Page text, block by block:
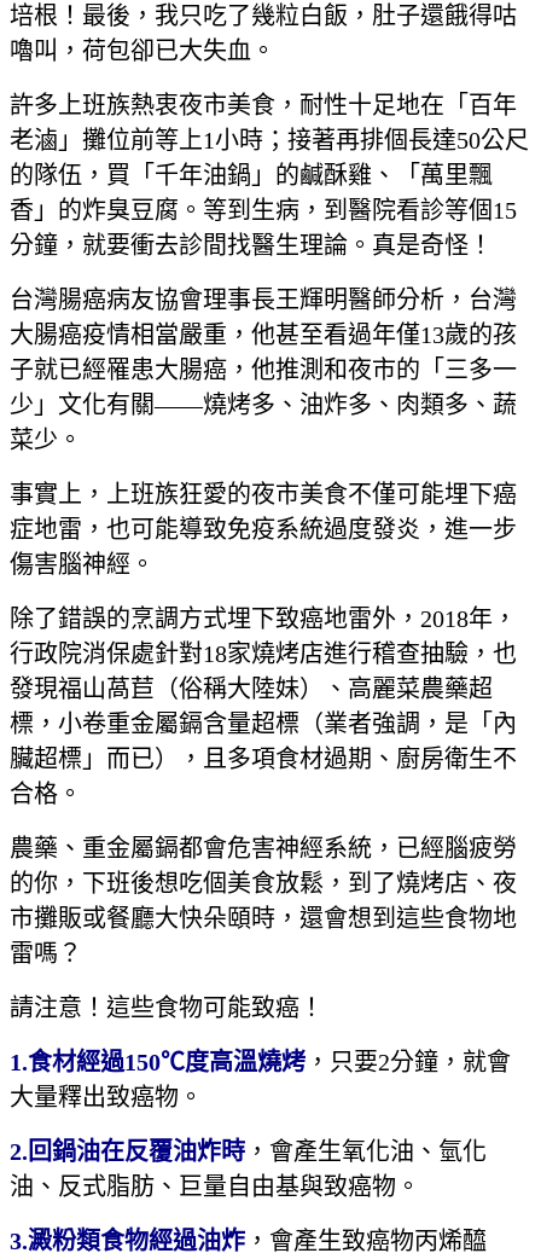
培根！最後，我只吃了幾粒白飯，肚子還餓得咕
嚕叫，荷包卻已大失血。
許多上班族熱衷夜市美食，耐性十足地在「百年
老滷」攤位前等上1小時；接著再排個長達50公尺
的隊伍，買「千年油鍋」的鹹酥雞、「萬里飄
香」的炸臭豆腐。等到生病，到醫院看診等個15
分鐘，就要衝去診間找醫生理論。真是奇怪！
台灣腸癌病友協會理事長王輝明醫師分析，台灣
大腸癌疫情相當嚴重，他甚至看過年僅13歲的孩
子就已經罹患大腸癌，他推測和夜市的「三多一
少」文化有關——燒烤多、油炸多、肉類多、蔬
菜少。
事實上，上班族狂愛的夜市美食不僅可能埋下癌
症地雷，也可能導致免疫系統過度發炎，進一步
傷害腦神經。
除了錯誤的烹調方式埋下致癌地雷外，2018年，
行政院消保處針對18家燒烤店進行稽查抽驗，也
發現福山萵苣（俗稱大陸妹）、高麗菜農藥超
標，小卷重金屬鎘含量超標（業者強調，是「內
臟超標」而已），且多項食材過期、廚房衛生不
合格。
農藥、重金屬鎘都會危害神經系統，已經腦疲勞
的你，下班後想吃個美食放鬆，到了燒烤店、夜
市攤販或餐廳大快朵頤時，還會想到這些食物地
雷嗎？
請注意！這些食物可能致癌！
1.食材經過150℃度高溫燒烤 ，只要2分鐘，就會
大量釋出致癌物。
2. 回鍋油在反覆油炸時 ，會產生氧化油、氫化
油、反式脂肪、巨量自由基與致癌物。
3.澱粉類食物經過油炸 ，會產生致癌物丙烯醯